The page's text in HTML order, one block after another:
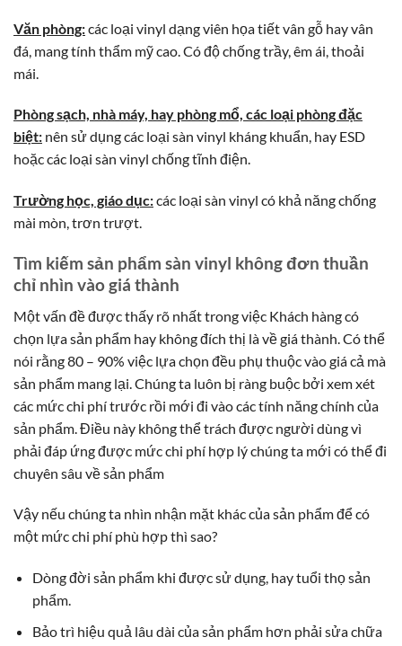
Văn phòng:các loại vinyl dạng viên họa tiết vân gỗ hay vân
đá, mang tính thẩm mỹ cao. Có độ chống trầy, êm ái, thoải
mái.
Phòng sạch, nhà máy, hay phòng mổ, các loại phòng đặc
biệt: nên sử dụng các loại sàn vinyl kháng khuẩn, hay ESD
hoặc các loại sàn vinyl chống tĩnh điện.
Trường học, giáo dục:các loại sàn vinyl có khả năng chống
mài mòn, trơn trượt.
Tìm kiếm sản phẩm sàn vinyl không đơn thuần
chỉ nhìn vào giá thành
Một vấn đề được thấy rõ nhất trong việc Khách hàng có
chọn lựa sản phẩm hay không đích thị là về giá thành. Có thể
nói rằng 80 – 90% việc lựa chọn đều phụ thuộc vào giá cả mà
sản phẩm mang lại. Chúng ta luôn bị ràng buộc bởi xem xét
các mức chi phí trước rồi mới đi vào các tính năng chính của
sản phẩm. Điều này không thể trách được người dùng vì
phải đáp ứng được mức chi phí hợp lý chúng ta mới có thể đi
chuyên sâu về sản phẩm
Vậy nếu chúng ta nhìn nhận mặt khác của sản phẩm để có
một mức chi phí phù hợp thì sao?
Dòng đời sản phẩm khi được sử dụng, hay tuổi thọ sản
phẩm.
Bảo trì hiệu quả lâu dài của sản phẩm hơn phải sửa chữa